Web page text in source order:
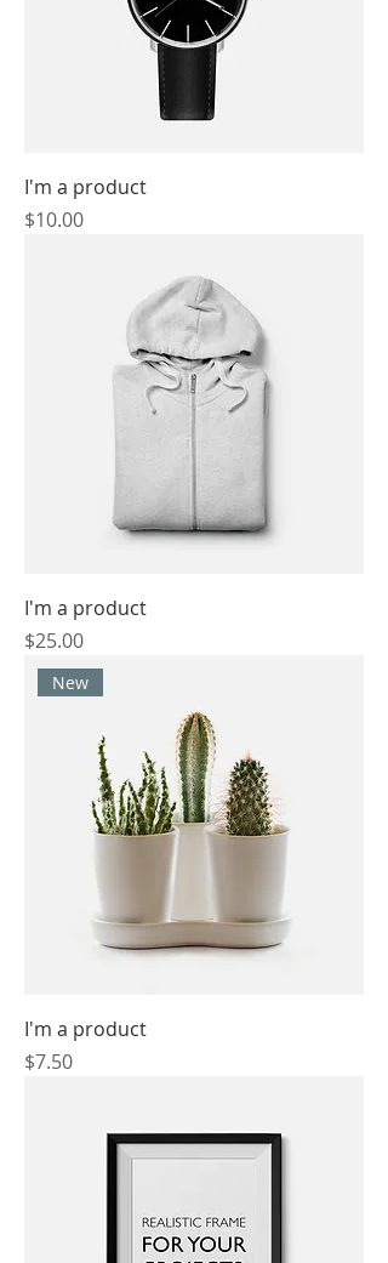
I'm a product
價格
$10.00
I'm a product
價格
$25.00
New
I'm a product
價格
$7.50